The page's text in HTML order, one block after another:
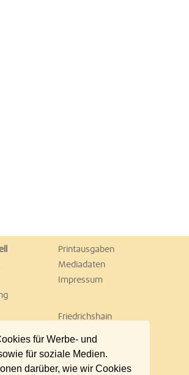
für Werbe- und
für soziale Medien.
darüber, wie wir Cookies
Printausgaben
Mediadaten
Impressum
Friedrichshain
Marzahn